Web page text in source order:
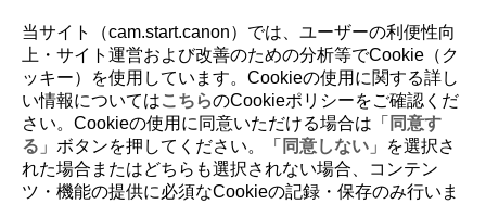
D388-162
JPEG/HEIF画像のリサイズ
撮影したJPEG画像、HEIF画像の画素数を少なくして、別画像として保
当サイト（cam.start.canon）では、ユーザーの利便性向
上・サイト運営および改善のための分析等でCookie（ク
ッキー）を使用しています。Cookieの使用に関する詳し
い情報についてはこちらのCookieポリシーをご確認くだ
さい。Cookieの使用に同意いただける場合は「 同意す
る 」ボタンを押してください。「 同意しない 」を選択さ
れた場合またはどちらも選択されない場合、コンテン
ツ・機能の提供に必須なCookieの記録・保存のみ行いま